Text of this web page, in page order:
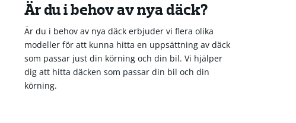
Är du i behov av nya däck?
Är du i behov av nya däck erbjuder vi flera olika
modeller för att kunna hitta en uppsättning av däck
som passar just din körning och din bil. Vi hjälper
dig att hitta däcken som passar din bil och din
körning.